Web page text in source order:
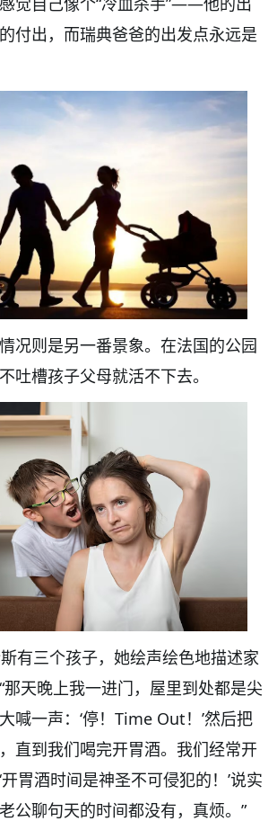
付出，而瑞典爸爸的出发点永远是
况则是另一番景象。在法国的公园
吐槽孩子父母就活不下去。
有三个孩子，她绘声绘色地描述家
那天晚上我一进门，屋里到处都是尖
喊一声：‘停！Time Out！’然后把
直到我们喝完开胃酒。我们经常开
胃酒时间是神圣不可侵犯的！’说实
公聊句天的时间都没有，真烦。”